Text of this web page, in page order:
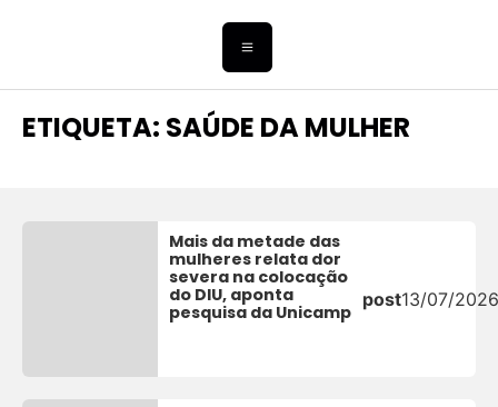
ETIQUETA: SAÚDE DA MULHER
Mais da metade das
mulheres relata dor
severa na colocação
do DIU, aponta
pesquisa da Unicamp
post13/07/2026